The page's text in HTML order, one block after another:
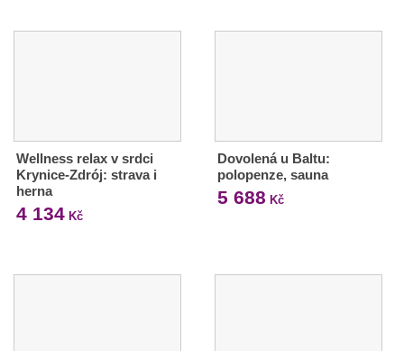
Wellness relax v srdci
Krynice-Zdrój: strava i
herna
4 134 Kč
Dovolená u Baltu:
polopenze, sauna
5 688 Kč